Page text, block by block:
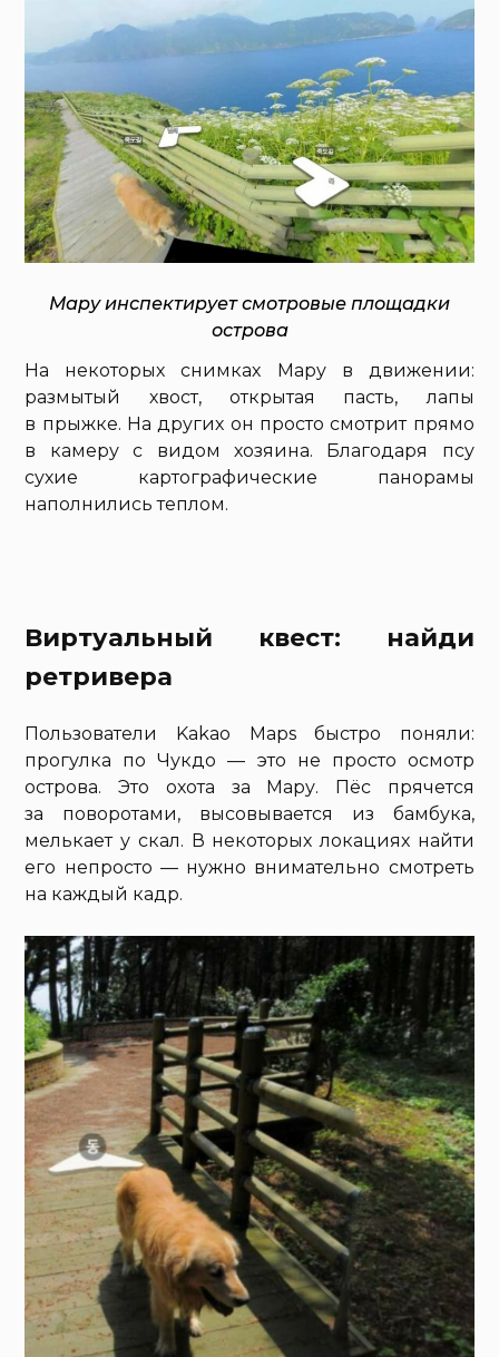
Мару инспектирует смотровые площадки
острова
На некоторых снимках Мару в движении:
размытый хвост, открытая пасть, лапы
в прыжке. На других он просто смотрит прямо
в камеру с видом хозяина. Благодаря псу
сухие картографические панорамы
наполнились теплом.
Виртуальный квест: найди
ретривера
Пользователи Kakao Maps быстро поняли:
прогулка по Чукдо — это не просто осмотр
острова. Это охота за Мару. Пёс прячется
за поворотами, высовывается из бамбука,
мелькает у скал. В некоторых локациях найти
его непросто — нужно внимательно смотреть
на каждый кадр.